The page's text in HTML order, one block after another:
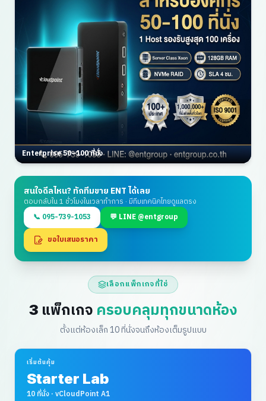
Enterprise 50–100 ที่นั่ง
สนใจดีลไหน? ทักทีมขาย ENT ได้เลย
ตอบกลับใน 1 ชั่วโมงในเวลาทำการ · มีทีมเทคนิคไทยดูแลตรง
📞 095-739-1053
💬 LINE @entgroup
ขอใบเสนอราคา
เลือกแพ็กเกจที่ใช่
3 แพ็กเกจ ครอบคลุมทุกขนาดห้อง
ตั้งแต่ห้องเล็ก 10 ที่นั่งจนถึงห้องเต็มรูปแบบ
เริ่มต้นคุ้ม
Starter Lab
10 ที่นั่ง · vCloudPoint A1